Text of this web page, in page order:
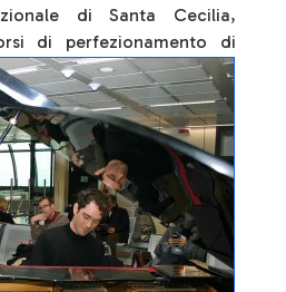
di Santa Cecilia,
di perfezionamento di